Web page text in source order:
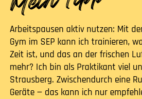
Arbeitspausen aktiv nutzen: Mit
Gym im SEP kann ich trainieren,
Zeit ist, und das an der frischen
mehr? Ich bin als Praktikant viel
Strausberg. Zwischendurch eine
Geräte — das kann ich nur